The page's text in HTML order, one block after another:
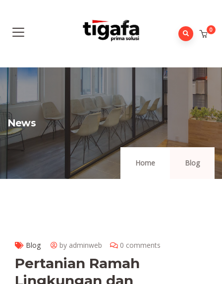
0
News
Home Blog
Blog by adminweb 0 comments
Pertanian Ramah
Lingkungan dan